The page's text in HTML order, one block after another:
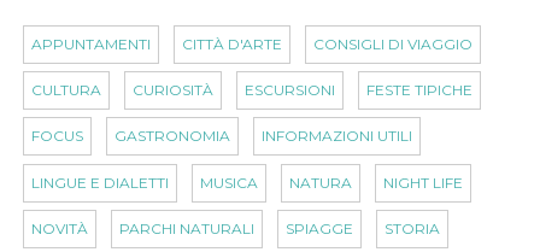
APPUNTAMENTI CITTÀ D'ARTE CONSIGLI DI VIAGGIO
CULTURA CURIOSITÀ ESCURSIONI FESTE TIPICHE
FOCUS GASTRONOMIA INFORMAZIONI UTILI
LINGUE E DIALETTI MUSICA NATURA NIGHT LIFE
NOVITÀ PARCHI NATURALI SPIAGGE STORIA